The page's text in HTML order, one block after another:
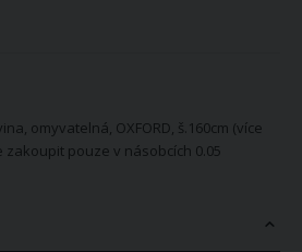
omyvatelná, OXFORD, š.160cm (více
zakoupit pouze v násobcích 0.05